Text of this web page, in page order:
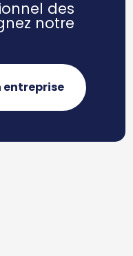
des
notre
entreprise